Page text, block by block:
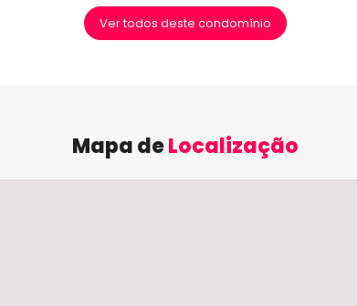
Ver todos deste condomínio
Mapa deLocalização